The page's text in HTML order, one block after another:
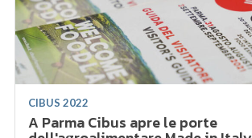
CIBUS 2022
A Parma Cibus apre le porte